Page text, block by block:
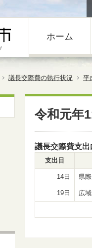
ホーム
議長交際費の執行状況 平
令和元年
議長交際費支出
支出日
14日 県
19日 広